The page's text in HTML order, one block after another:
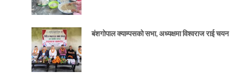
बंशगोपाल क्याम्पसको सभा, अध्यक्षमा विश्वराज राई चयन